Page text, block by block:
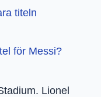
titeln
för Messi?
Lionel